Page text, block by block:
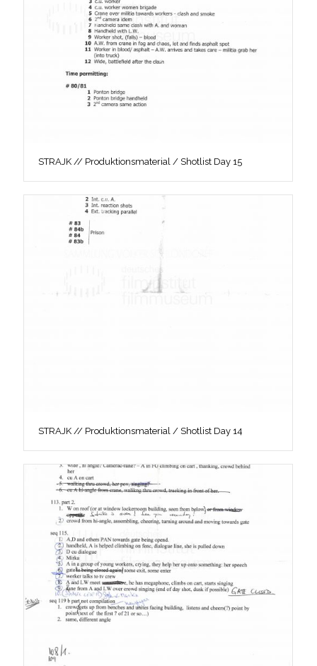
STRAJK // Produktionsmaterial / Shotlist Day 15
STRAJK // Produktionsmaterial / Shotlist Day 14